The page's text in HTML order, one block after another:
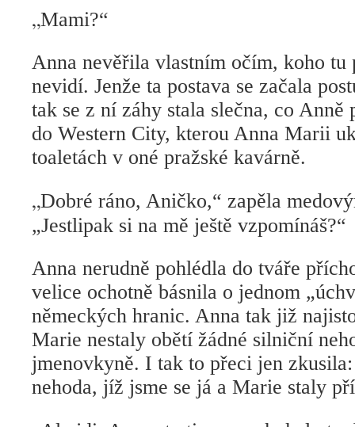
„Mami?“
Anna nevěřila vlastním očím, koho tu
nevidí. Jenže ta postava se začala
tak se z ní záhy stala slečna, co Anně
do Western City, kterou Anna Marii
toaletách v oné pražské kavárně.
„Dobré ráno, Aničko,“ zapěla
„Jestlipak si na mě ještě vzpomínáš?“
Anna nerudně pohlédla do tváře
velice ochotně básnila o jednom
německých hranic. Anna tak již
Marie nestaly obětí žádné silniční
jmenovkyně. I tak to přeci jen
nehoda, jíž jsme se já a Marie staly